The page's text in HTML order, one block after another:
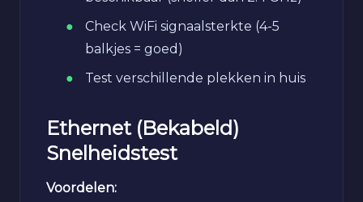
Check WiFi signaalsterkte (4-5
balkjes = goed)
Test verschillende plekken in huis
Ethernet (Bekabeld)
Snelheidstest
Voordelen: